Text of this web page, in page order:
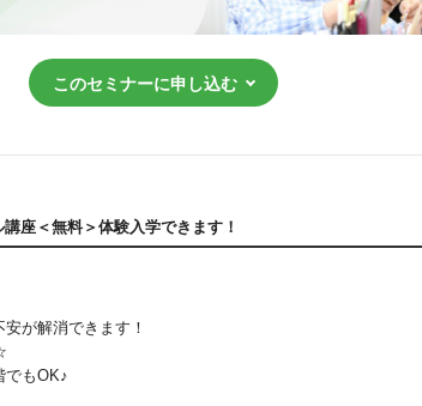
このセミナーに申し込む
座＜無料＞ 体験入学できます！
が解消できます！
でもOK♪